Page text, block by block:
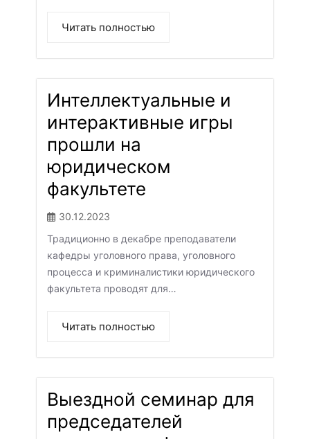
Читать полностью
Интеллектуальные и
интерактивные игры
прошли на
юридическом
факультете
30.12.2023
Традиционно в декабре преподаватели
кафедры уголовного права, уголовного
процесса и криминалистики юридического
факультета проводят для…
Читать полностью
Выездной семинар для
председателей